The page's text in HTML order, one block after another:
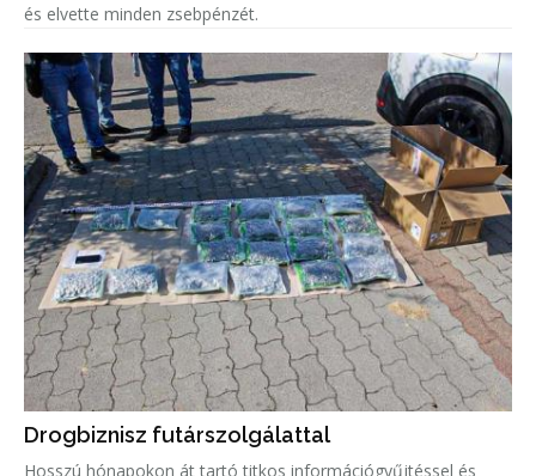
és elvette minden zsebpénzét.
Drogbiznisz futárszolgálattal
Hosszú hónapokon át tartó titkos információgyűjtéssel és